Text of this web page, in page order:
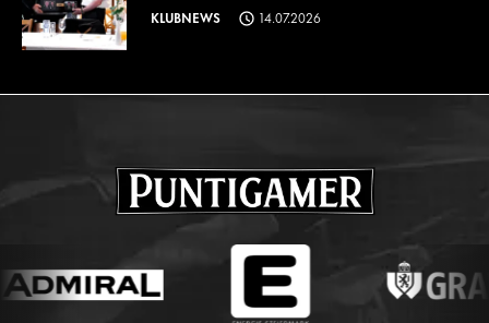
KLUBNEWS 14.07.2026